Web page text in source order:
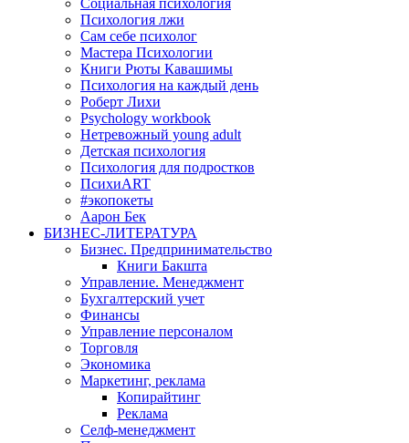
Социальная психология
Психология лжи
Сам себе психолог
Мастера Психологии
Книги Рюты Кавашимы
Психология на каждый день
Роберт Лихи
Psychology workbook
Нетревожный young adult
Детская психология
Психология для подростков
ПсихиART
#экопокеты
Аарон Бек
БИЗНЕС-ЛИТЕРАТУРА
Бизнес. Предпринимательство
Книги Бакшта
Управление. Менеджмент
Бухгалтерский учет
Финансы
Управление персоналом
Торговля
Экономика
Маркетинг, реклама
Копирайтинг
Реклама
Селф-менеджмент